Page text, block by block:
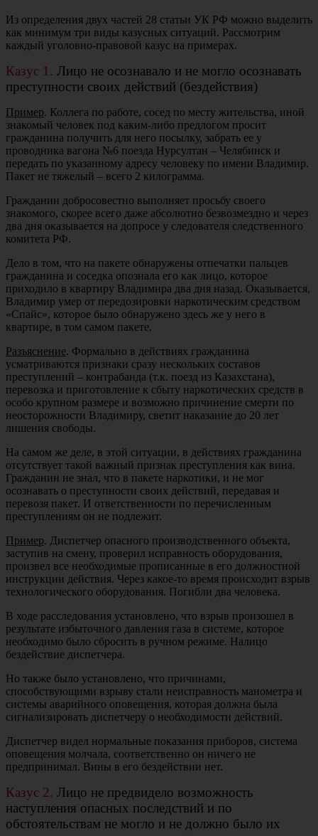
Из определения двух частей 28 статьи УК РФ можно выделить
как минимум три виды казусных ситуаций. Рассмотрим
каждый уголовно-правовой казус на примерах.
Казус 1. Лицо не осознавало и не могло осознавать
преступности своих действий (бездействия)
Пример. Коллега по работе, сосед по месту жительства, иной
знакомый человек под каким-либо предлогом просит
гражданина получить для него посылку, забрать ее у
проводника вагона №6 поезда Нурсултан – Челябинск и
передать по указанному адресу человеку по имени Владимир.
Пакет не тяжелый – всего 2 килограмма.
Гражданин добросовестно выполняет просьбу своего
знакомого, скорее всего даже абсолютно безвозмездно и через
два дня оказывается на допросе у следователя следственного
комитета РФ.
Дело в том, что на пакете обнаружены отпечатки пальцев
гражданина и соседка опознала его как лицо, которое
приходило в квартиру Владимира два дня назад. Оказывается,
Владимир умер от передозировки наркотическим средством
«Спайс», которое было обнаружено здесь же у него в
квартире, в том самом пакете.
Разъяснение. Формально в действиях гражданина
усматриваются признаки сразу нескольких составов
преступлений – контрабанда (т.к. поезд из Казахстана),
перевозка и приготовление к сбыту наркотических средств в
особо крупном размере и возможно причинение смерти по
неосторожности Владимиру, светит наказание до 20 лет
лишения свободы.
На самом же деле, в этой ситуации, в действиях гражданина
отсутствует такой важный признак преступления как вина.
Гражданин не знал, что в пакете наркотики, и не мог
осознавать о преступности своих действий, передавая и
перевозя пакет. И ответственности по перечисленным
преступлениям он не подлежит.
Пример. Диспетчер опасного производственного объекта,
заступив на смену, проверил исправность оборудования,
произвел все необходимые прописанные в его должностной
инструкции действия. Через какое-то время происходит взрыв
технологического оборудования. Погибли два человека.
В ходе расследования установлено, что взрыв произошел в
результате избыточного давления газа в системе, которое
необходимо было сбросить в ручном режиме. Налицо
бездействие диспетчера.
Но также было установлено, что причинами,
способствующими взрыву стали неисправность манометра и
системы аварийного оповещения, которая должна была
сигнализировать диспетчеру о необходимости действий.
Диспетчер видел нормальные показания приборов, система
оповещения молчала, соответственно он ничего не
предпринимал. Вины в его бездействии нет.
Казус 2. Лицо не предвидело возможность
наступления опасных последствий и по
обстоятельствам не могло и не должно было их